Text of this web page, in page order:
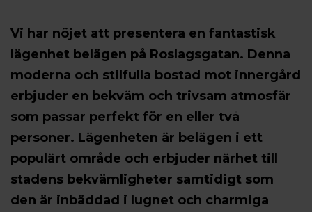
Vi har nöjet att presentera en fantastisk
lägenhet belägen på Roslagsgatan. Denna
moderna och stilfulla bostad mot innergård
erbjuder en bekväm och trivsam atmosfär
som passar perfekt för en eller två
personer. Lägenheten är belägen i ett
populärt område och erbjuder närhet till
stadens bekvämligheter samtidigt som
den är inbäddad i lugnet och charmiga